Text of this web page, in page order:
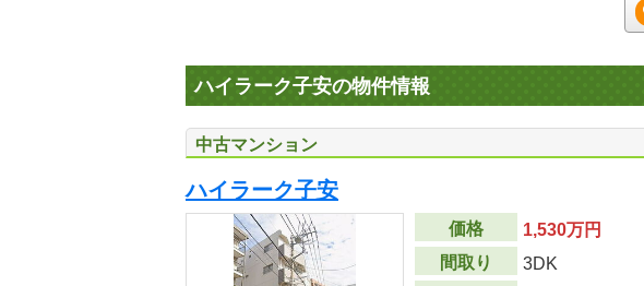
ハイラーク子安の物件情報
中古マンション
ハイラーク子安
価格
1,530万円
間取り
3DK